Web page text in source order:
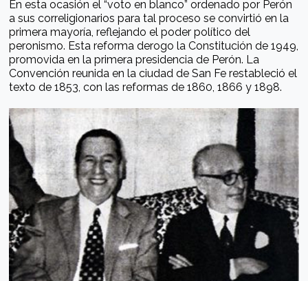
En esta ocasión el “voto en blanco” ordenado por Perón
a sus correligionarios para tal proceso se convirtió en la
primera mayoría, reflejando el poder político del
peronismo. Esta reforma derogo la Constitución de 1949,
promovida en la primera presidencia de Perón. La
Convención reunida en la ciudad de San Fe restableció el
texto de 1853, con las reformas de 1860, 1866 y 1898.